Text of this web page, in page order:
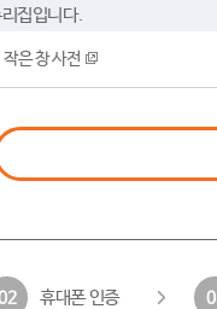
집입니다.
작은 창 사전
휴대폰 인증